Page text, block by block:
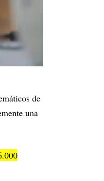
de
una